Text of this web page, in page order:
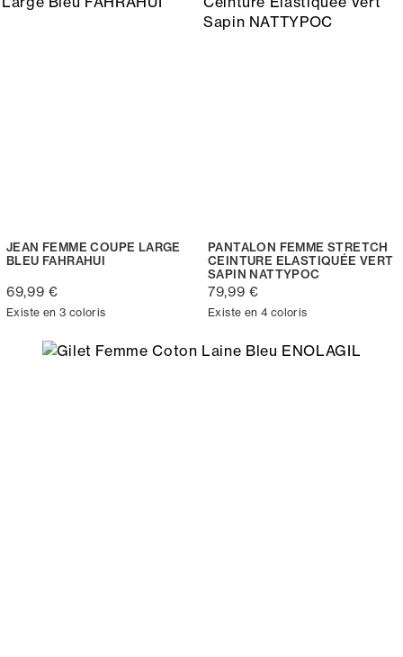
JEAN FEMME COUPE LARGE
BLEU FAHRAHUI
69,99 €
Existe en 3 coloris
PANTALON FEMME STRETCH
CEINTURE ELASTIQUÉE VERT
SAPIN NATTYPOC
79,99 €
Existe en 4 coloris